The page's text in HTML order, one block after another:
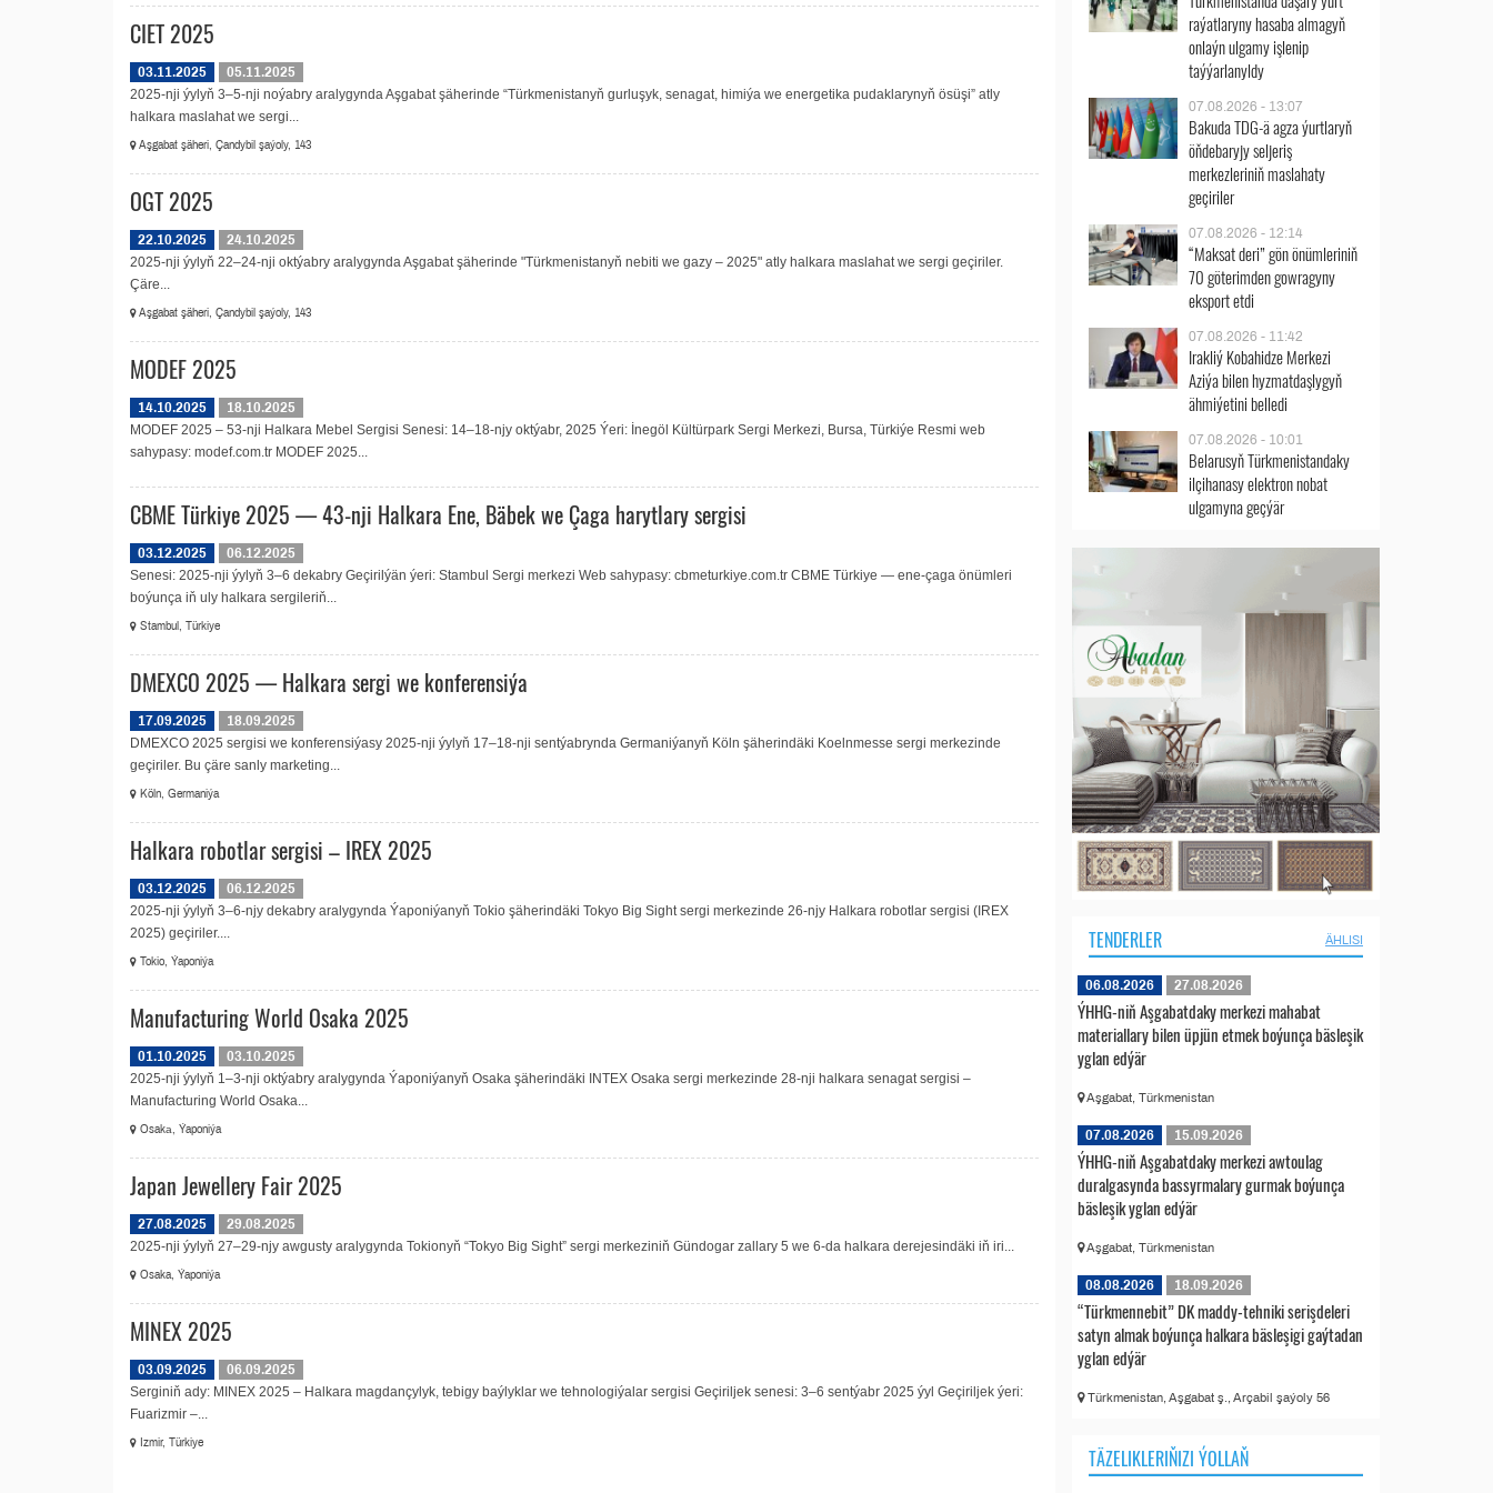
CIET 2025
03.11.2025
05.11.2025
2025-nji ýylyň 3–5-nji noýabry aralygynda Aşgabat şäherinde “Türkmenistanyň gurluşyk, senagat, himiýa we energetika pudaklarynyň ösüşi” atly
halkara maslahat we sergi...
Aşgabat şäheri, Çandybil şaýoly, 143
OGT 2025
22.10.2025
24.10.2025
2025-nji ýylyň 22–24-nji oktýabry aralygynda Aşgabat şäherinde "Türkmenistanyň nebiti we gazy – 2025" atly halkara maslahat we sergi geçiriler.
Çäre...
Aşgabat şäheri, Çandybil şaýoly, 143
MODEF 2025
14.10.2025
18.10.2025
MODEF 2025 – 53-nji Halkara Mebel Sergisi Senesi: 14–18-njy oktýabr, 2025 Ýeri: İnegöl Kültürpark Sergi Merkezi, Bursa, Türkiýe Resmi web
sahypasy: modef.com.tr MODEF 2025...
CBME Türkiye 2025 — 43-nji Halkara Ene, Bäbek we Çaga harytlary sergisi
03.12.2025
06.12.2025
Senesi: 2025-nji ýylyň 3–6 dekabry Geçirilýän ýeri: Stambul Sergi merkezi Web sahypasy: cbmeturkiye.com.tr CBME Türkiye — ene-çaga önümleri
boýunça iň uly halkara sergileriň...
Stambul, Türkiye
DMEXCO 2025 — Halkara sergi we konferensiýa
17.09.2025
18.09.2025
DMEXCO 2025 sergisi we konferensiýasy 2025-nji ýylyň 17–18-nji sentýabrynda Germaniýanyň Köln şäherindäki Koelnmesse sergi merkezinde
geçiriler. Bu çäre sanly marketing...
Köln, Germaniýa
Halkara robotlar sergisi – IREX 2025
03.12.2025
06.12.2025
2025-nji ýylyň 3–6-njy dekabry aralygynda Ýaponiýanyň Tokio şäherindäki Tokyo Big Sight sergi merkezinde 26-njy Halkara robotlar sergisi (IREX
2025) geçiriler....
Tokio, Ýaponiýa
Manufacturing World Osaka 2025
01.10.2025
03.10.2025
2025-nji ýylyň 1–3-nji oktýabry aralygynda Ýaponiýanyň Osaka şäherindäki INTEX Osaka sergi merkezinde 28-nji halkara senagat sergisi –
Manufacturing World Osaka...
Osakа, Ýaponiýa
Japan Jewellery Fair 2025
27.08.2025
29.08.2025
2025-nji ýylyň 27–29-njy awgusty aralygynda Tokionyň “Tokyo Big Sight” sergi merkeziniň Gündogar zallary 5 we 6-da halkara derejesindäki iň iri...
Osaka, Ýaponiýa
MINEX 2025
03.09.2025
06.09.2025
Serginiň ady: MINEX 2025 – Halkara magdançylyk, tebigy baýlyklar we tehnologiýalar sergisi Geçiriljek senesi: 3–6 sentýabr 2025 ýyl Geçiriljek ýeri:
Fuarizmir –...
Izmir, Türkiye
raýatlaryny hasaba almagyň
onlaýn ulgamy işlenip
taýýarlanyldy
07.08.2026 - 13:07
Bakuda TDG-ä agza ýurtlaryň
öňdebaryjy seljeriş
merkezleriniň maslahaty
geçiriler
07.08.2026 - 12:14
“Maksat deri” gön önümleriniň
70 göterimden gowragyny
eksport etdi
07.08.2026 - 11:42
Irakliý Kobahidze Merkezi
Aziýa bilen hyzmatdaşlygyň
ähmiýetini belledi
07.08.2026 - 10:01
Belarusyň Türkmenistandaky
ilçihanasy elektron nobat
ulgamyna geçýär
TENDERLER ÄHLISI
06.08.2026 27.08.2026
ÝHHG-niň Aşgabatdaky merkezi mahabat
materiallary bilen üpjün etmek boýunça bäsleşik
yglan edýär
Aşgabat, Türkmenistan
07.08.2026 15.09.2026
ÝHHG-niň Aşgabatdaky merkezi awtoulag
duralgasynda bassyrmalary gurmak boýunça
bäsleşik yglan edýär
Aşgabat, Türkmenistan
08.08.2026 18.09.2026
“Türkmennebit” DK maddy-tehniki serişdeleri
satyn almak boýunça halkara bäsleşigi gaýtadan
yglan edýär
Türkmenistan, Aşgabat ş., Arçabil şaýoly 56
TÄZELIKLERIŇIZI ÝOLLAŇ